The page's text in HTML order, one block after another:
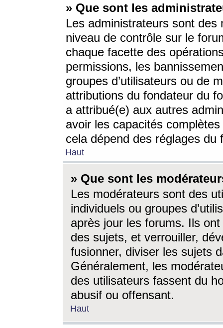
» Que sont les
Les administrateurs sont
niveau de contrôle sur le
chaque facette des
permissions, les
groupes d’utilisateurs ou de
attributions du fondateur du
a attribué(e) aux autres
avoir les capacités
cela dépend des réglages du
Haut
» Que sont les
Les modérateurs sont des
individuels ou groupes
après jour les forums. Ils ont
des sujets, et verrouiller,
fusionner, diviser les sujets
Généralement, les
des utilisateurs fassent du
abusif ou offensant.
Haut